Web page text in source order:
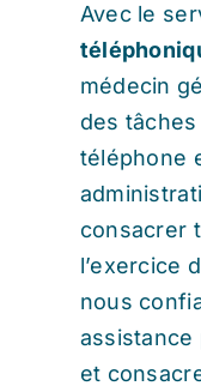
Avec le
médecin
des
téléphone
consacrer
l’exercice
nous
assistance
et